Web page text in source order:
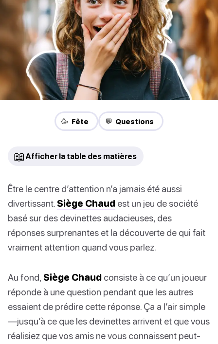
🥳 Fête 💬 Questions
📖 Afficher la table des matières
Être le centre d’attention n’a jamais été aussi
divertissant. Siège Chaud est un jeu de société
basé sur des devinettes audacieuses, des
réponses surprenantes et la découverte de qui fait
vraiment attention quand vous parlez.
Au fond, Siège Chaud consiste à ce qu’un joueur
réponde à une question pendant que les autres
essaient de prédire cette réponse. Ça a l’air simple
—jusqu’à ce que les devinettes arrivent et que vous
réalisiez que vos amis ne vous connaissent peut-